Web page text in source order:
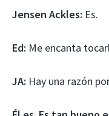
Jensen Ackles: Es.
Ed: Me encanta
JA: Hay una razón